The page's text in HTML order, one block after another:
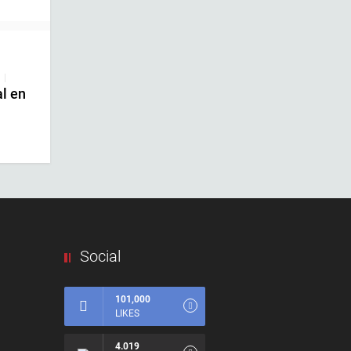
|
en
Social
101,000
LIKES
4.019